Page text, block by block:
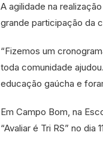
A agilidade na
grande participação da
“Fizemos um
toda comunidade
educação gaúcha e
Em Campo Bom, na
“Avaliar é Tri RS” no dia